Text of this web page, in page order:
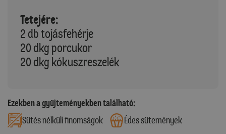
Tetejére:
2 db tojásfehérje
20 dkg porcukor
20 dkg kókuszreszelék
Ezekben a gyűjteményekben található:
Sütés nélküli finomságok
Édes sütemények